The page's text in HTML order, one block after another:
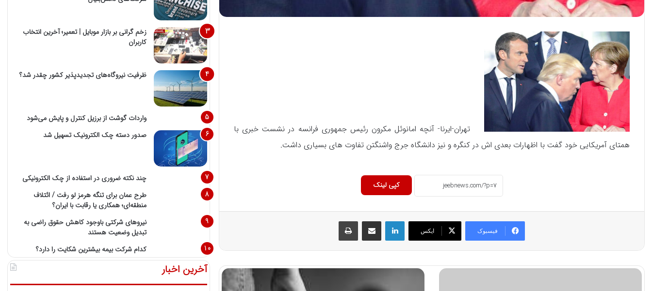
تهران-ایرنا- آنچه امانوئل مکرون رئیس جمهوری فرانسه در نشست خبری با
همتای آمریکایی خود گفت با اظهارات بعدی اش در کنگره و نیز دانشگاه جرج واشنگتن تفاوت های بسیاری داشت.
کپی لینک
فیسبوک ایکس
لینکداین اشتراک گذاری با ایمیل
زخم گرانی بر بازار موبایل | تعمیر؛ آخرین انتخاب
کاربران
ظرفیت نیروگاه‌های تجدیدپذیر کشور چقدر شد؟
واردات گوشت از برزیل کنترل و پایش می‌شود
صدور دسته چک الکترونیک تسهیل شد
چند نکته ضروری در استفاده از چک الکترونیکی
طرح عمان برای تنگه هرمز لو رفت / ائتلاف
منطقه‌ای؛ همکاری یا رقابت با ایران؟
نیروهای شرکتی باوجود کاهش حقوق راضی به
تبدیل وضعیت هستند
کدام شرکت بیمه بیشترین شکایت را دارد؟
آخرین اخبار